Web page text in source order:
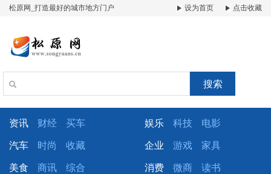
松原网_打造最好的城市地方门户 设为首页 点击收藏
搜索
资讯 财经 买车 娱乐 科技 电影
汽车 时尚 收藏 企业 游戏 家具
美食 商讯 综合 消费 微商 读书